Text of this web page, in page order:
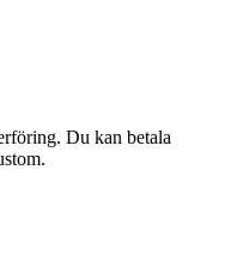
Du kan betala